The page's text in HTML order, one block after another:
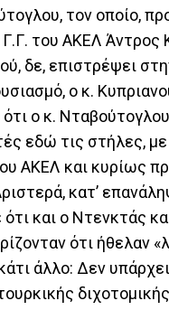
τον οποίο,
Γ.Γ. του ΑΚΕΛ Άντρος
δε, επιστρέψει
ο κ.
ότι ο κ.
εδώ τις στήλες,
ΑΚΕΛ και κυρίως
κατ’
και ο Ντενκτάς
ότι ήθελαν
άλλο: Δεν